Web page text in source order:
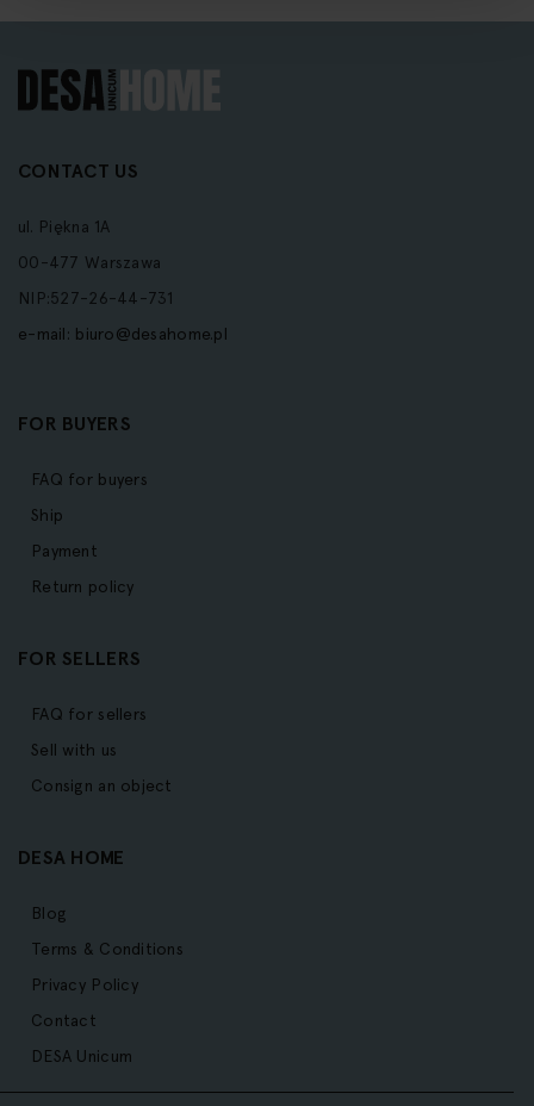
CONTACT US
ul. Piękna 1A
00-477 Warszawa
NIP:527-26-44-731
e-mail: biuro@desahome.pl
FOR BUYERS
FAQ for buyers
Ship
Payment
Return policy
FOR SELLERS
FAQ for sellers
Sell with us
Consign an object
DESA HOME
Blog
Terms & Conditions
Privacy Policy
Contact
DESA Unicum